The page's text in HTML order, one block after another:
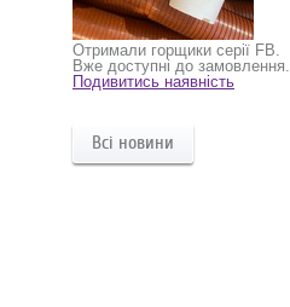
Отримали горщики серії FB.
Вже доступні до замовлення.
Подивитись наявність
Всі новини